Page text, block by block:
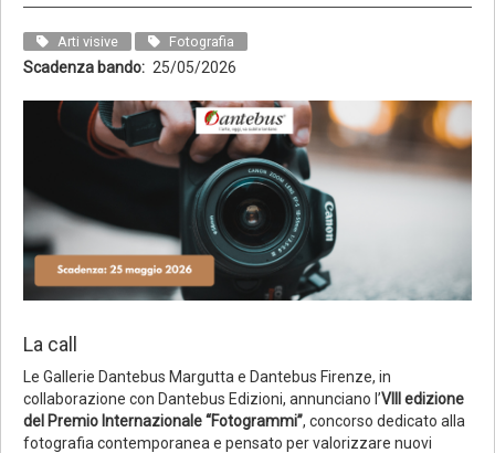
Arti visive Fotografia
Scadenza bando 25/05/2026
La call
Le Gallerie Dantebus Margutta e Dantebus Firenze, in
collaborazione con Dantebus Edizioni, annunciano l’VIII edizione
del Premio Internazionale “Fotogrammi”, concorso dedicato alla
fotografia contemporanea e pensato per valorizzare nuovi